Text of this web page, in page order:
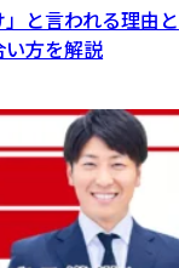
と言われる理由と
方を解説